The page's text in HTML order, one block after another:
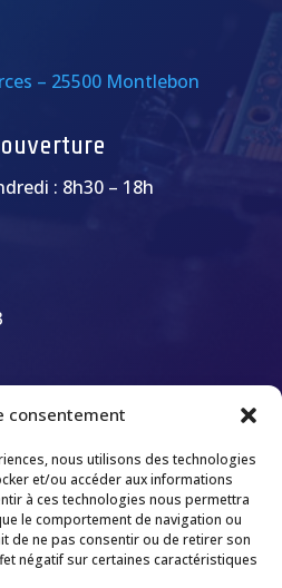
consentement
nous utilisons des technologies
et/ou accéder aux informations
à ces technologies nous permettra
le comportement de navigation ou
de ne pas consentir ou de retirer son
négatif sur certaines caractéristiques
– 25500 Montlebon
: 8h30 – 18h